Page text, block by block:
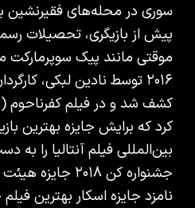
سوری در محله‌های فقیرنشین
پیش از بازیگری، تحصیلات
موقتی مانند پیک
۲۰۱۶ توسط نادین لبکی،
کرد که برایش جایزه بهترین
بین‌المللی فیلم آنتالیا را به
جشنواره کن ۲۰۱۸
نامزد جایزه اسکار بهترین